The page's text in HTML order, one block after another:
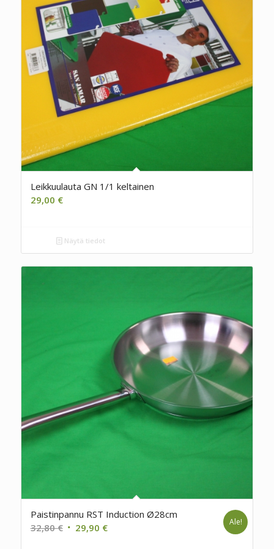
Leikkuulauta GN 1/1 keltainen
29,00 €
Näytä tiedot
Paistinpannu RST Induction Ø28cm
32,80€ Alkuperäinen
29,90 €Nykyinen
Ale!